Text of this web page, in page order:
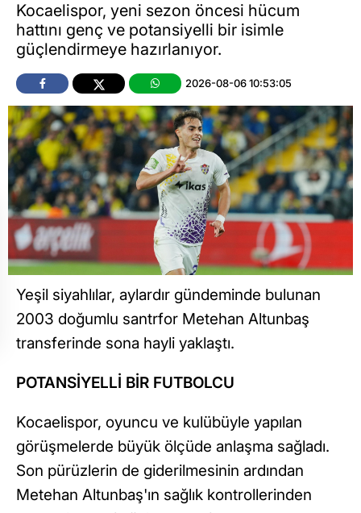
Kocaelispor, yeni sezon öncesi hücum
hattını genç ve potansiyelli bir isimle
güçlendirmeye hazırlanıyor.
2026-08-06 10:53:05
Yeşil siyahlılar, aylardır gündeminde bulunan
2003 doğumlu santrfor Metehan Altunbaş
transferinde sona hayli yaklaştı.
POTANSİYELLİ BİR FUTBOLCU
Kocaelispor, oyuncu ve kulübüyle yapılan
görüşmelerde büyük ölçüde anlaşma sağladı.
Son pürüzlerin de giderilmesinin ardından
Metehan Altunbaş'ın sağlık kontrollerinden